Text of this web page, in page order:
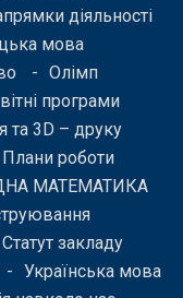
діяльності
мова
Олімп
програми
3D – друку
Плани роботи
МАТЕМАТИКА
Статут закладу
Українська мова